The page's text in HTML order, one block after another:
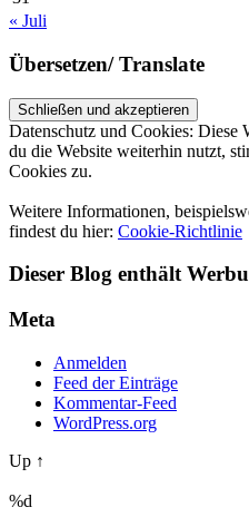
« Juli
Übersetzen/ Translate
Datenschutz und Cookies: Diese
du die Website weiterhin nutzt,
Cookies zu.
Weitere Informationen,
findest du hier: Cookie-Richtlinie
Dieser Blog enthält
Meta
Anmelden
Feed der Einträge
Kommentar-Feed
WordPress.org
Up ↑
%d